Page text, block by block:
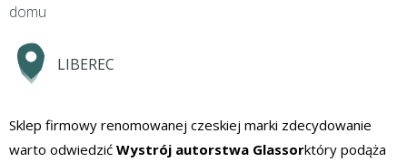
domu
LIBEREC
Sklep firmowy renomowanej czeskiej marki zdecydowanie
warto odwiedzić Wystrój autorstwa Glassorktóry podąża